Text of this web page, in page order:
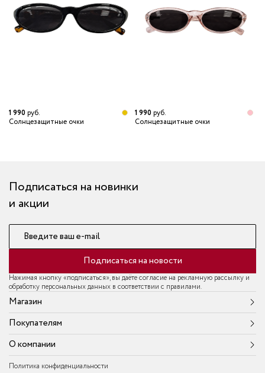
1 990руб.
Солнцезащитные очки
1 990руб.
Солнцезащитные очки
Подписаться на новинки
и акции
Введите ваш e-mail
Подписаться на новости
Нажимая кнопку «подписаться», вы даёте согласие на рекламную рассылку и
обработку персональных данных в соответствии с правилами.
Магазин
Покупателям
О компании
Политика конфиденциальности